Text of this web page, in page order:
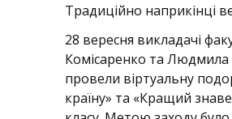
Традиційно наприкінці
28 вересня викладачі
Комісаренко та
провели віртуальну
країну» та «Кращий